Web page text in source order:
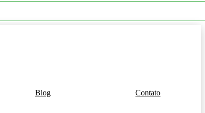
Blog Contato